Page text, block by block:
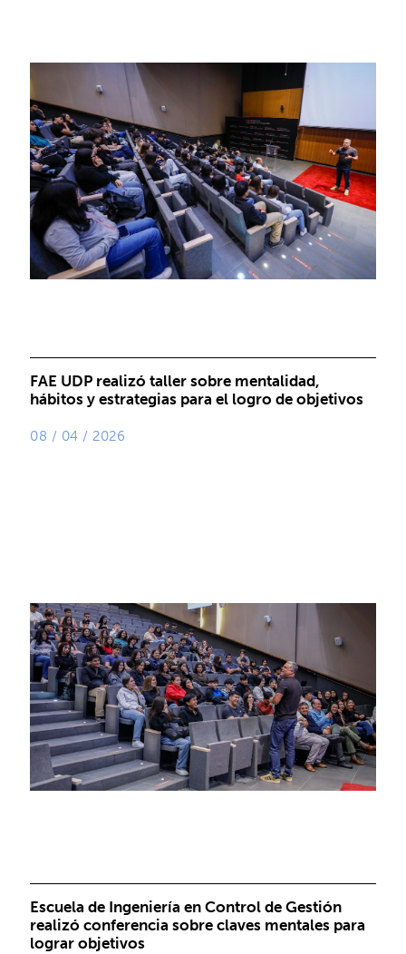
FAE UDP realizó taller sobre mentalidad,
hábitos y estrategias para el logro de objetivos
08 / 04 / 2026
Escuela de Ingeniería en Control de Gestión
realizó conferencia sobre claves mentales para
lograr objetivos